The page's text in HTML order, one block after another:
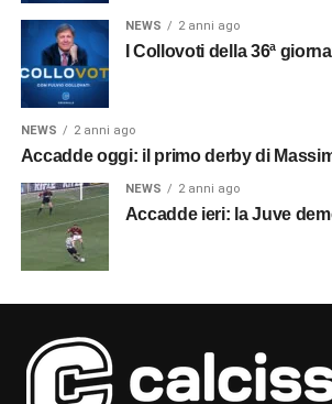
NEWS 2 anni ago
I Collovoti della 36ª
NEWS 2 anni ago
Accadde oggi: il primo derby di
NEWS 2 anni ago
Accadde ieri: la Juve